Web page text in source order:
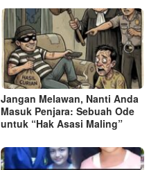
Jangan Melawan, Nanti Anda
Masuk Penjara: Sebuah Ode
untuk “Hak Asasi Maling”